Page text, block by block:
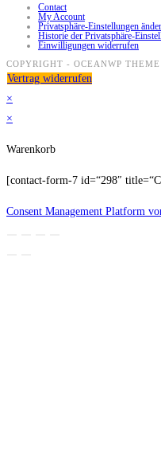
Contact
My Account
Privatsphäre-Einstellungen
Historie der Privatsphäre-
Einwilligungen widerrufen
COPYRIGHT - OCEANWP
Vertrag widerrufen
×
×
Warenkorb
[contact-form-7 id=“298″
Consent Management Platform